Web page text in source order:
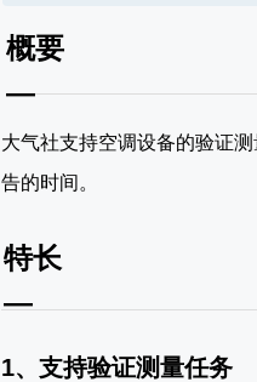
概要
—
大气社支持空调设备的验证
告的时间。
特长
—
1、支持验证测量任务